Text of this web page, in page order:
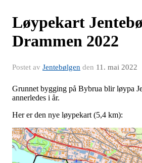
Løypekart
Drammen 2022
Postet av Jentebølgen den 11. mai 2022
Grunnet bygging på Bybrua blir løypa
annerledes i år.
Her er den nye løypekart (5,4 km):